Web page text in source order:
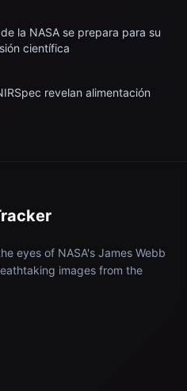
la NASA se prepara para su
científica
revelan alimentación
eyes of NASA's James Webb
images from the